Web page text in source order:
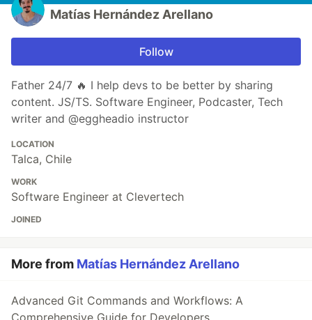
Matías Hernández Arellano
Follow
Father 24/7 🔥 I help devs to be better by sharing
content. JS/TS. Software Engineer, Podcaster, Tech
writer and @eggheadio instructor
LOCATION
Talca, Chile
WORK
Software Engineer at Clevertech
JOINED
More from Matías Hernández Arellano
Advanced Git Commands and Workflows: A